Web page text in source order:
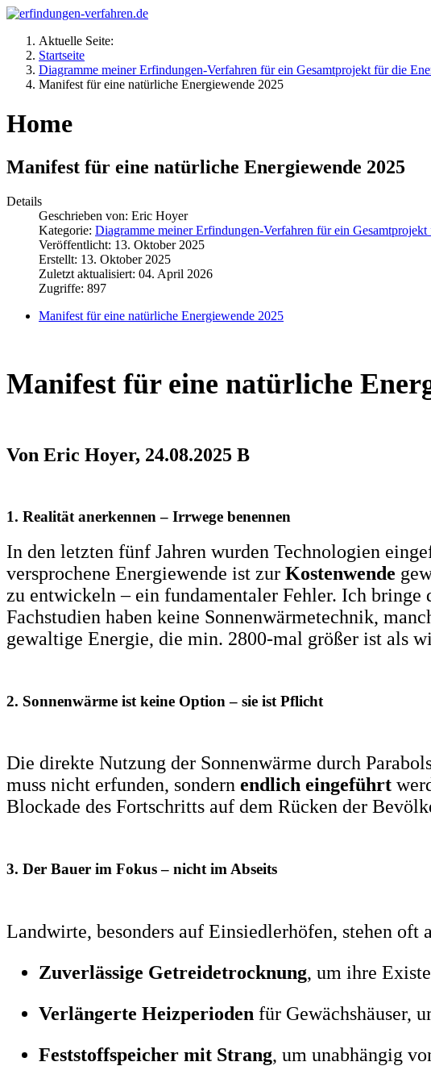
Aktuelle Seite:
Startseite
Diagramme meiner Erfindungen-Verfahren für ein Gesamtprojekt für die
Manifest für eine natürliche Energiewende 2025
Home
Manifest für eine natürliche Energiewende 2025
Details
Geschrieben von: Eric Hoyer
Kategorie: Diagramme meiner Erfindungen-Verfahren für ein
Veröffentlicht: 13. Oktober 2025
Erstellt: 13. Oktober 2025
Zuletzt aktualisiert: 04. April 2026
Zugriffe: 897
Manifest für eine natürliche Energiewende 2025
Manifest für eine natürliche
Von Eric Hoyer, 24.08.2025 B
1. Realität anerkennen – Irrwege benennen
In den letzten fünf Jahren wurden Technologien
versprochene Energiewende ist zur Kostenwende
zu entwickeln – ein fundamentaler Fehler. Ich
Fachstudien haben keine Sonnenwärmetechnik,
gewaltige Energie, die min. 2800-mal größer ist als
2. Sonnenwärme ist keine Option – sie ist Pflicht
Die direkte Nutzung der Sonnenwärme durch
muss nicht erfunden, sondern endlich eingeführt
Blockade des Fortschritts auf dem Rücken der
3. Der Bauer im Fokus – nicht im Abseits
Landwirte, besonders auf Einsiedlerhöfen, stehen oft
Zuverlässige Getreidetrocknung, um ihre
Verlängerte Heizperioden für Gewächshäuser,
Feststoffspeicher mit Strang, um unabhängig